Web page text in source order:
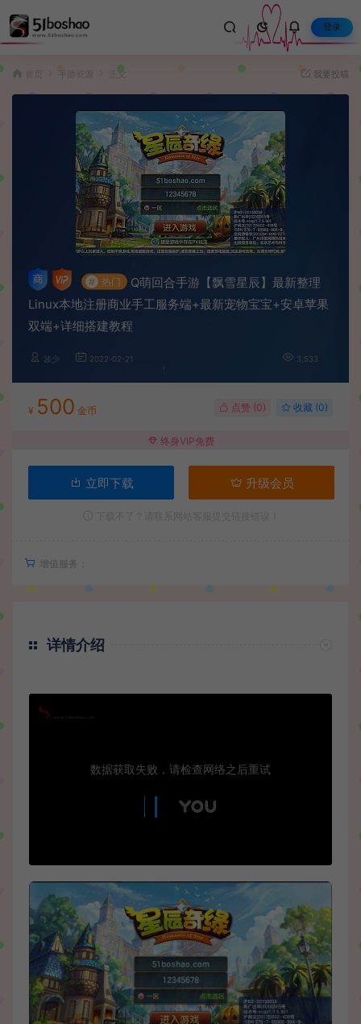
登录
手游资源 正文 我要投稿
# 热门
Q萌回合手游【飘雪星辰】最新整理
Linux本地注册商业手工服务端+最新宠物宝宝+安卓苹果
双端+详细搭建教程
波少 2022-02-21 3,533
¥ 500 金币 点赞 (0) 收藏 (0)
终身VIP免费
立即下载 升级会员
增值服务：
详情介绍